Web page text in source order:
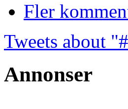
Fler
Tweets about
Annonser